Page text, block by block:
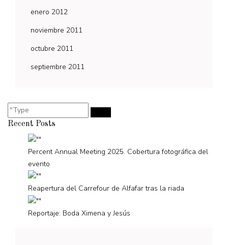
enero 2012
noviembre 2011
octubre 2011
septiembre 2011
Recent Posts
Percent Annual Meeting 2025. Cobertura fotográfica del
evento
Reapertura del Carrefour de Alfafar tras la riada
Reportaje: Boda Ximena y Jesús